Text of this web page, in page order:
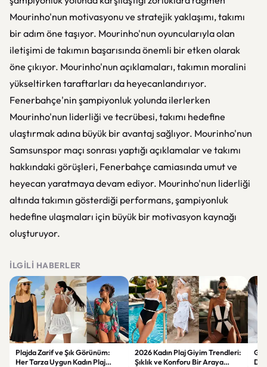
Mourinho'nun motivasyonu ve stratejik yaklaşımı, takımı
bir adım öne taşıyor. Mourinho'nun oyuncularıyla olan
iletişimi de takımın başarısında önemli bir etken olarak
öne çıkıyor. Mourinho'nun açıklamaları, takımın moralini
yükseltirken taraftarları da heyecanlandırıyor.
Fenerbahçe'nin şampiyonluk yolunda ilerlerken
Mourinho'nun liderliği ve tecrübesi, takımı hedefine
ulaştırmak adına büyük bir avantaj sağlıyor. Mourinho'nun
Samsunspor maçı sonrası yaptığı açıklamalar ve takımı
hakkındaki görüşleri, Fenerbahçe camiasında umut ve
heyecan yaratmaya devam ediyor. Mourinho'nun liderliği
altında takımın gösterdiği performans, şampiyonluk
hedefine ulaşmaları için büyük bir motivasyon kaynağı
oluşturuyor.
İLGILI HABERLER
Plajda Zarif ve Şık Görünüm:
Her Tarza Uygun Kadın Plaj
2026 Kadın Plaj Giyim Trendleri:
Şıklık ve Konforu Bir Araya